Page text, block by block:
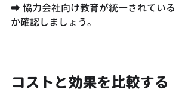
➡ 協力会社向け教育が統一されている
か確認しましょう。
コストと効果を比較する